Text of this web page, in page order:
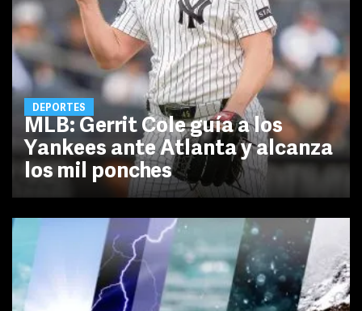
DEPORTES
MLB: Gerrit Cole guía a los
Yankees ante Atlanta y alcanza
los mil ponches